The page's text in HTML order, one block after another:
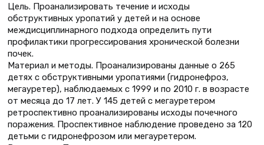
Цель. Проанализировать течение и исходы
обструктивных уропатий у детей и на основе
междисциплинарного подхода определить пути
профилактики прогрессирования хронической болезни
почек.
Материал и методы. Проанализированы данные о 265
детях с обструктивными уропатиями (гидронефроз,
мегауретер), наблюдаемых с 1999 и по 2010 г. в возрасте
от месяца до 17 лет. У 145 детей с мегауретером
ретроспективно проанализированы исходы почечного
поражения. Проспективное наблюдение проведено за 120
детьми с гидронефрозом или мегауретером.